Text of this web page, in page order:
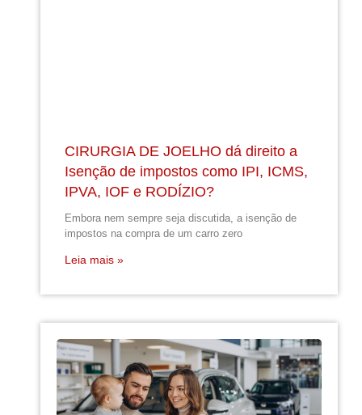
CIRURGIA DE JOELHO dá direito a
Isenção de impostos como IPI, ICMS,
IPVA, IOF e RODÍZIO?
Embora nem sempre seja discutida, a isenção de
impostos na compra de um carro zero
Leia mais »